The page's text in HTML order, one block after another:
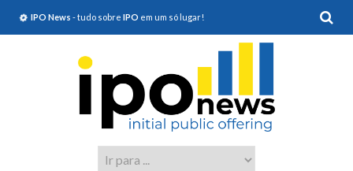
IPO News - tudo sobre IPO em um só lugar!